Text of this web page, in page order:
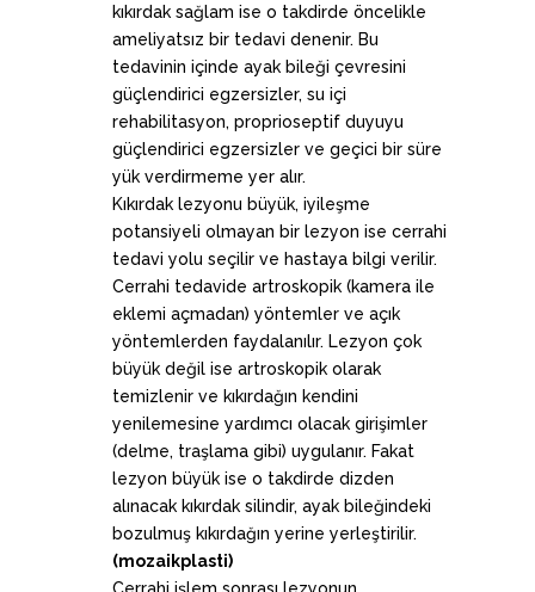
kıkırdak sağlam ise o takdirde öncelikle
ameliyatsız bir tedavi denenir. Bu
tedavinin içinde ayak bileği çevresini
güçlendirici egzersizler, su içi
rehabilitasyon, proprioseptif duyuyu
güçlendirici egzersizler ve geçici bir süre
yük verdirmeme yer alır.
Kıkırdak lezyonu büyük, iyileşme
potansiyeli olmayan bir lezyon ise cerrahi
tedavi yolu seçilir ve hastaya bilgi verilir.
Cerrahi tedavide artroskopik (kamera ile
eklemi açmadan) yöntemler ve açık
yöntemlerden faydalanılır. Lezyon çok
büyük değil ise artroskopik olarak
temizlenir ve kıkırdağın kendini
yenilemesine yardımcı olacak girişimler
(delme, traşlama gibi) uygulanır. Fakat
lezyon büyük ise o takdirde dizden
alınacak kıkırdak silindir, ayak bileğindeki
bozulmuş kıkırdağın yerine yerleştirilir.
(mozaikplasti)